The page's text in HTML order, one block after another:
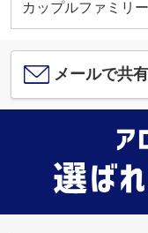
カップルファミリ
メールで共